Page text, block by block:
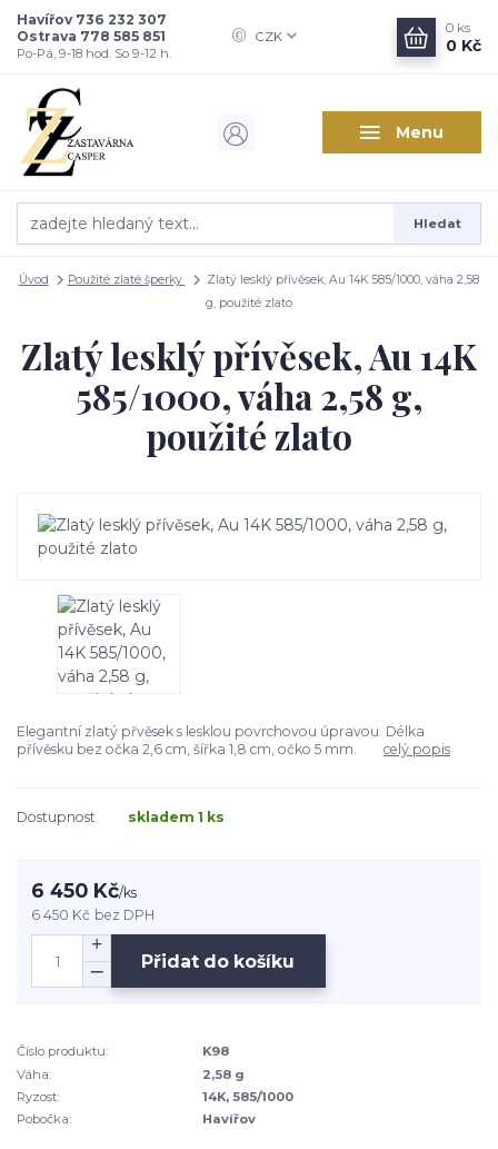
Menu
CZK
Hledat
Havířov 736 232 307
Ostrava 778 585 851
Po-Pá, 9-18 hod. So 9-12 h.
0 ks
0 Kč
Úvod Použité zlaté šperky
Zlatý lesklý přívěsek, Au 14K 585/1000, váha 2,58
g, použité zlato
Zlatý lesklý přívěsek, Au 14K
585/1000, váha 2,58 g,
použité zlato
Elegantní zlatý přvěsek s lesklou povrchovou úpravou. Délka
přívěsku bez očka 2,6 cm, šířka 1,8 cm, očko 5 mm. celý popis
Dostupnost skladem 1 ks
6 450 Kč/ks
6 450 Kč bez DPH
Přidat do košíku
Číslo produktu:
K98
Váha:
2,58 g
Ryzost:
14K, 585/1000
Pobočka:
Havířov